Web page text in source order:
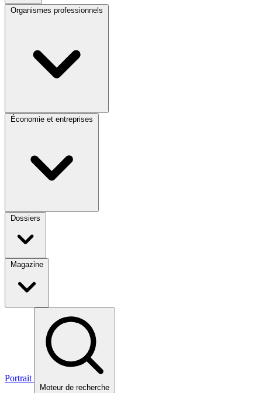
Organismes professionnels
Économie et entreprises
Dossiers
Magazine
Portrait
Moteur de recherche